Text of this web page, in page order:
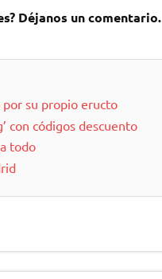
Déjanos un comentario.
por su propio eructo
con códigos descuento
todo